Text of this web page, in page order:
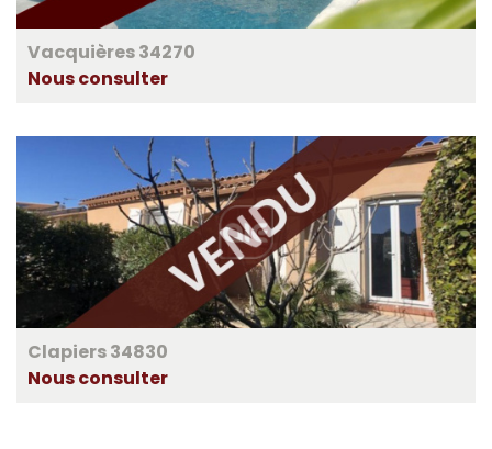
Vacquières 34270
Nous consulter
Clapiers 34830
Nous consulter